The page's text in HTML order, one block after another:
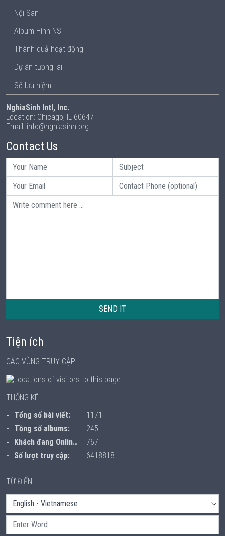
Nội San
Album Hình NS
Thành quả hoạt động
Dự án tương lai
Sổ lưu niệm
NghiaSinh Intl, Inc.
Location: Chicago, IL 60647
Email: info@nghiasinh.org
Contact Us
SEND IT
Tiện ích
CÁC VÙNG TRUY CẬP
THỐNG KÊ
Tổng số bài viết:
1171
Tồng số albums:
245
Khách đang Online:
767
Số lượt truy cập:
6418818
TỪ ĐIỂN